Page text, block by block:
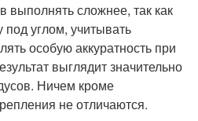
выполнять сложнее, так как
под углом, учитывать
особую аккуратность при
выглядит значительно
Ничем кроме
не отличаются.